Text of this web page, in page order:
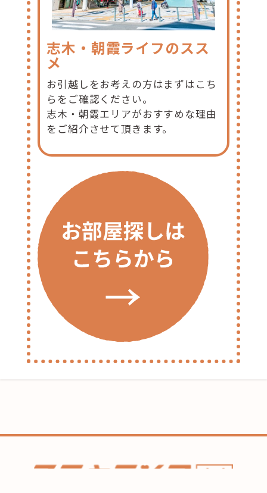
志木・朝霞ライフのスス
メ
お引越しをお考えの方はまずはこち
らをご確認ください。
志木・朝霞エリアがおすすめな理由
をご紹介させて頂きます。